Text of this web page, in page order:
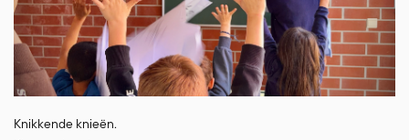
Knikkende knieën.